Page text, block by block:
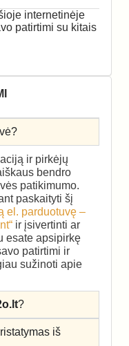
internetinėje
patirtimi su kitais
ir pirkėjų
bendro
patikimumo.
paskaityti šį
el. parduotuvę –
ir įsivertinti ar
esate apsipirkę
patirtimi ir
sužinoti apie
?
iš